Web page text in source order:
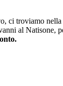
ci troviamo nella
al Natisone,